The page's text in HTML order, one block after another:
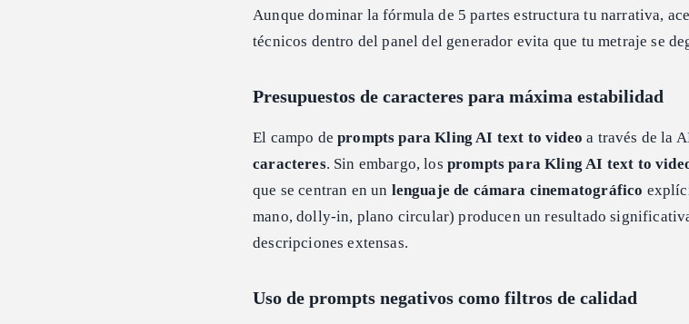
Aunque dominar la fórmula de 5 partes estructura tu narrativa,
técnicos dentro del panel del generador evita que tu metraje se
Presupuestos de caracteres para máxima estabilidad
El campo deprompts para Kling AI text to video a través de la
caracteres. Sin embargo, los prompts para Kling AI text to
que se centran en un lenguaje de cámara cinematográfico
mano, dolly-in, plano circular) producen un resultado
descripciones extensas.
Uso de prompts negativos como filtros de calidad